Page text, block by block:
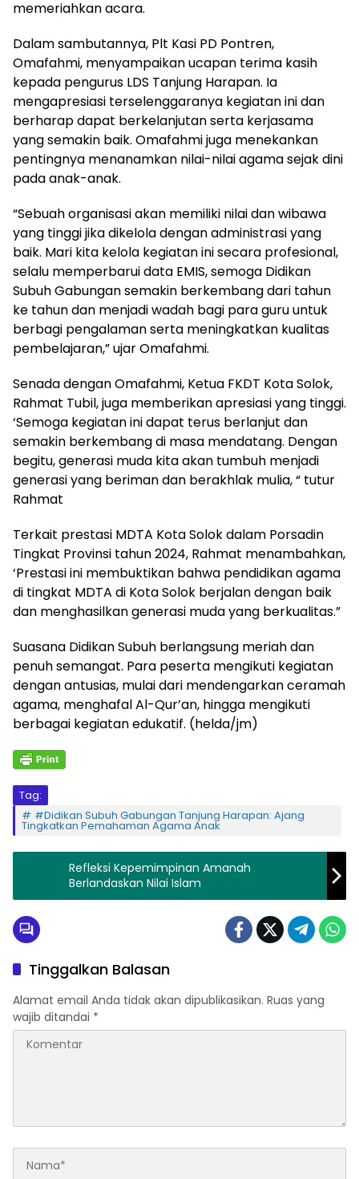
memeriahkan acara.
Dalam sambutannya, Plt Kasi PD Pontren,
Omafahmi, menyampaikan ucapan terima kasih
kepada pengurus LDS Tanjung Harapan. Ia
mengapresiasi terselenggaranya kegiatan ini dan
berharap dapat berkelanjutan serta kerjasama
yang semakin baik. Omafahmi juga menekankan
pentingnya menanamkan nilai-nilai agama sejak dini
pada anak-anak.
“Sebuah organisasi akan memiliki nilai dan wibawa
yang tinggi jika dikelola dengan administrasi yang
baik. Mari kita kelola kegiatan ini secara profesional,
selalu memperbarui data EMIS, semoga Didikan
Subuh Gabungan semakin berkembang dari tahun
ke tahun dan menjadi wadah bagi para guru untuk
berbagi pengalaman serta meningkatkan kualitas
pembelajaran,” ujar Omafahmi.
Senada dengan Omafahmi, Ketua FKDT Kota Solok,
Rahmat Tubil, juga memberikan apresiasi yang tinggi.
‘Semoga kegiatan ini dapat terus berlanjut dan
semakin berkembang di masa mendatang. Dengan
begitu, generasi muda kita akan tumbuh menjadi
generasi yang beriman dan berakhlak mulia, “ tutur
Rahmat
Terkait prestasi MDTA Kota Solok dalam Porsadin
Tingkat Provinsi tahun 2024, Rahmat menambahkan,
‘Prestasi ini membuktikan bahwa pendidikan agama
di tingkat MDTA di Kota Solok berjalan dengan baik
dan menghasilkan generasi muda yang berkualitas.”
Suasana Didikan Subuh berlangsung meriah dan
penuh semangat. Para peserta mengikuti kegiatan
dengan antusias, mulai dari mendengarkan ceramah
agama, menghafal Al-Qur’an, hingga mengikuti
berbagai kegiatan edukatif. (helda/jm)
Tag:
#Didikan Subuh Gabungan Tanjung Harapan: Ajang
Tingkatkan Pemahaman Agama Anak
Refleksi Kepemimpinan Amanah
Berlandaskan Nilai Islam
Tinggalkan Balasan
Alamat email Anda tidak akan dipublikasikan. Ruas yang
wajib ditandai *